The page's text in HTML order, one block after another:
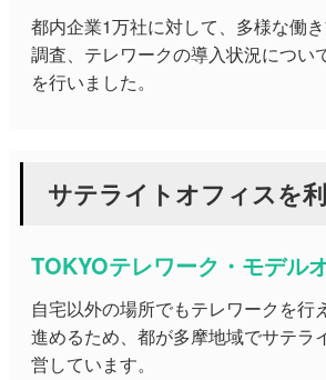
都内企業1万社に対して、多様な働
調査、テレワークの導入状況につい
を行いました。
サテライトオフィスを
TOKYOテレワーク・モデル
自宅以外の場所でもテレワークを行
進めるため、都が多摩地域でサテラ
営しています。